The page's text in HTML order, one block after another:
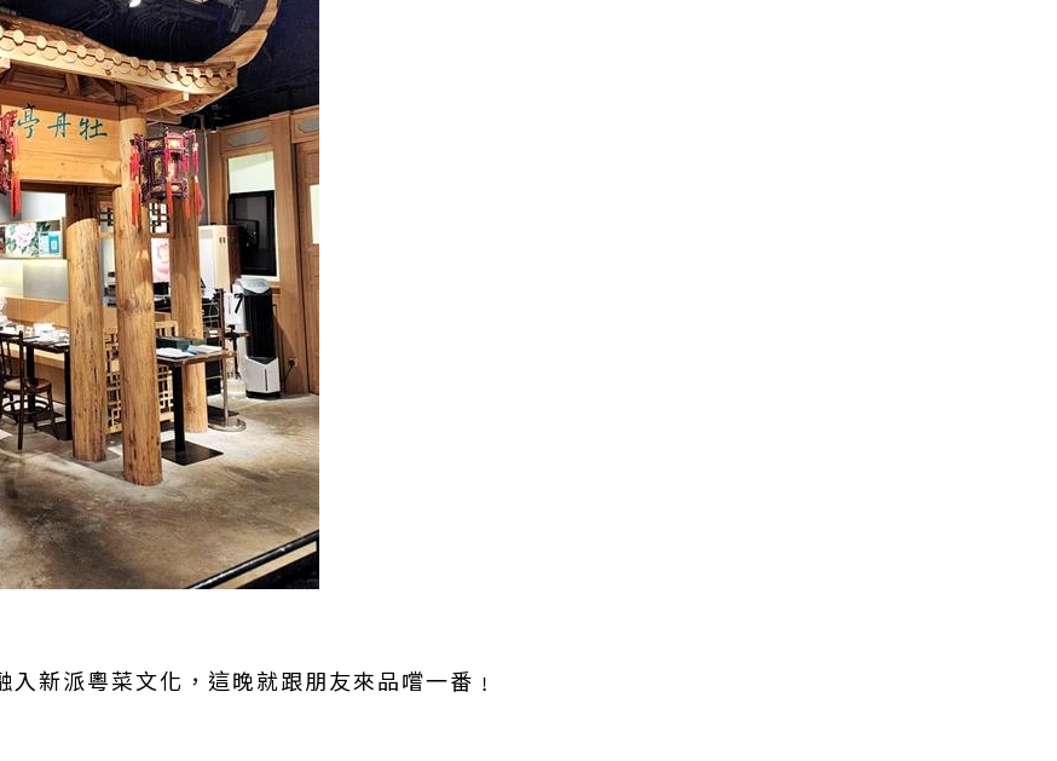
新派粵菜文化，這晚就跟朋友來品嚐一番﹗